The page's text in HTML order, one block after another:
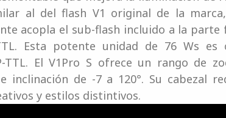
al del flash V1 original de la
acopla el sub-flash incluido a la
Esta potente unidad de 76 Ws es
TTL. El V1Pro S ofrece un rango de
inclinación de -7 a 120°. Su cabezal
y estilos distintivos.